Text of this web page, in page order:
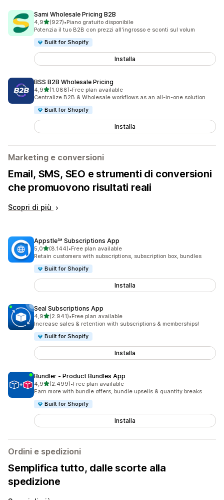
Sami Wholesale Pricing B2B
4,9stelle su 5
(927)
927 recensioni totali
•Piano gratuito disponibile
Potenzia il tuo B2B con prezzi all'ingrosso e sconti sul volum
Built for Shopify
Installa
BSS B2B Wholesale Pricing
4,9stelle su 5
(1.088)
1088 recensioni totali
•Free plan available
Centralize B2B & Wholesale workflows as an all-in-one solution
Built for Shopify
Installa
Marketing e conversioni
Email, SMS, SEO e strumenti di conversioni
che promuovono risultati reali
Scopri di più
Appstle℠ Subscriptions App
5,0stelle su 5
(8.144)
8144 recensioni totali
•Free plan available
Retain customers with subscriptions, subscription box, bundles
Built for Shopify
Installa
Seal Subscriptions App
4,9stelle su 5
(2.941)
2941 recensioni totali
•Free plan available
Increase sales & retention with subscriptions & memberships!
Built for Shopify
Installa
Bundler ‑ Product Bundles App
4,9stelle su 5
(2.499)
2499 recensioni totali
•Free plan available
Earn more with bundle offers, bundle upsells & quantity breaks
Built for Shopify
Installa
Ordini e spedizioni
Semplifica tutto, dalle scorte alla
spedizione